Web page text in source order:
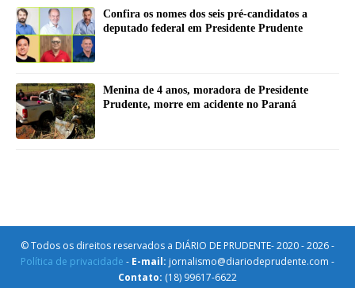
Confira os nomes dos seis pré-candidatos a
deputado federal em Presidente Prudente
Menina de 4 anos, moradora de Presidente
Prudente, morre em acidente no Paraná
© Todos os direitos reservados a DIÁRIO DE PRUDENTE- 2020 - 2026 -
Política de privacidade - E-mail: jornalismo@diariodeprudente.com -
Contato: (18) 99617-6622